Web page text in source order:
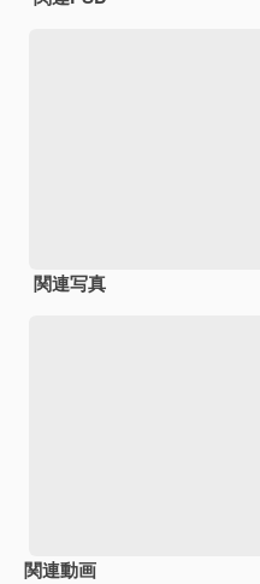
関連写真
関連動画